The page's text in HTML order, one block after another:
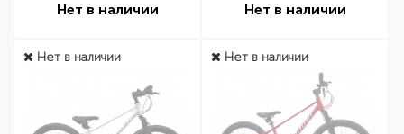
Нет в наличии Нет в наличии
Нет в наличии Нет в наличии